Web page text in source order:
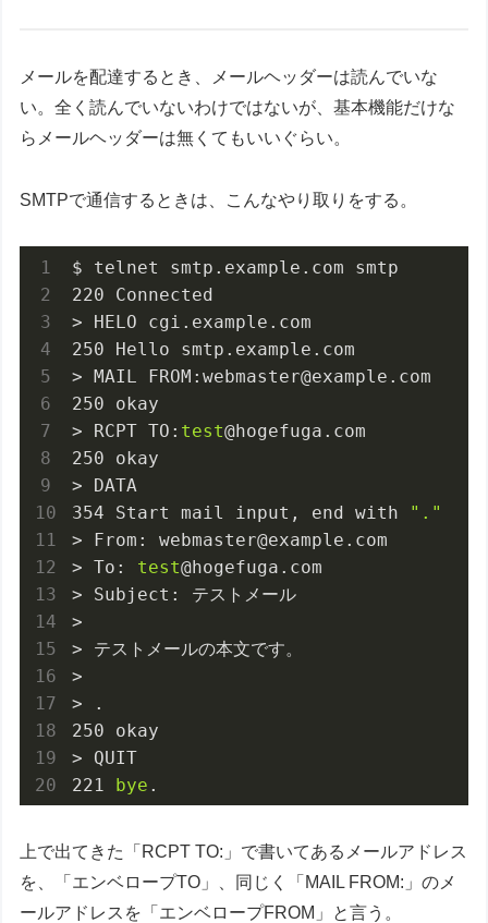
メールを配達するとき、メールヘッダーは読んでいな
い。全く読んでいないわけではないが、基本機能だけな
らメールヘッダーは無くてもいいぐらい。
SMTPで通信するときは、こんなやり取りをする。
$ telnet smtp.example.com smtp
220 Connected
> HELO cgi.example.com
250 Hello smtp.example.com
> MAIL FROM:webmaster@example.com
250 okay
> RCPT TO: test@hogefuga.com
250 okay
> DATA
354 Start mail input, end with "."
> From: webmaster@example.com
> To: test@hogefuga.com
> Subject: テストメール
>
> テストメールの本文です。
>
> .
250 okay
> QUIT
221 bye .
上で出てきた「RCPT TO:」で書いてあるメールアドレス
を、「エンベロープTO」、同じく「MAIL FROM:」のメ
ールアドレスを「エンベロープFROM」と言う。